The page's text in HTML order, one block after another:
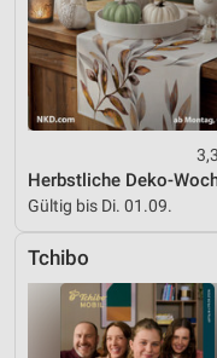
Herbstliche Deko-
Gültig bis Di. 01.09.
Tchibo
Geräte anhand von
Informationen
Nicht-IAB-
Performance
Werbung